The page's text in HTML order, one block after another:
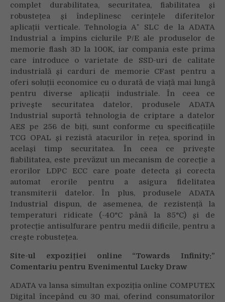
complet durabilitatea, securitatea, fiabilitatea și
robustețea și îndeplinesc cerințele diferitelor
aplicații verticale. Tehnologia A⁺ SLC de la ADATA
Industrial a împins ciclurile P/E ale produselor de
memorie flash 3D la 100K, iar compania este prima
care introduce o varietate de SSD-uri de calitate
industrială și carduri de memorie CFast pentru a
oferi soluții economice cu o durată de viață mai lungă
pentru diverse aplicații industriale. În ceea ce
privește securitatea datelor, produsele ADATA
Industrial suportă tehnologia de criptare a datelor
AES pe 256 de biți, sunt conforme cu specificațiile
TCG OPAL și rezistă atacurilor în rețea, sporind în
același timp securitatea. În ceea ce privește
fiabilitatea, este prevăzut un mecanism de corecție a
erorilor LDPC ECC care poate detecta și corecta
automat erorile pentru a asigura fidelitatea
transmiterii datelor. În plus, produsele ADATA
Industrial dispun, de asemenea, de rezistență la
temperaturi ridicate (-40°C până la 85°C) și de
protecție antisulfurare pentru medii dificile, pentru a
crește robustețea.
Site-ul expoziției online “Towards Infinity:”
Comentariu pentru Evenimentul Lucky Draw
ADATA va lansa simultan expoziția online COMPUTEX
Digital începând cu 30 mai, oferind consumatorilor